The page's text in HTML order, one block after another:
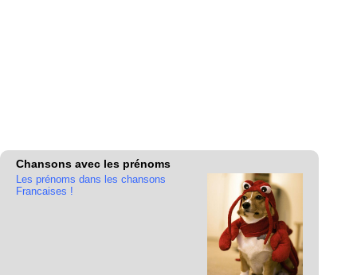
Chansons avec les prénoms
Les prénoms dans les chansons
Francaises !